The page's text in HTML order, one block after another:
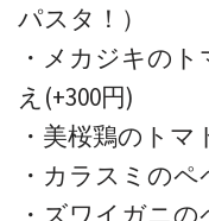
パスタ！）
・メカジキの
え(+300円)
・美桜鶏のトマ
・カラスミの
・ズワイガニ